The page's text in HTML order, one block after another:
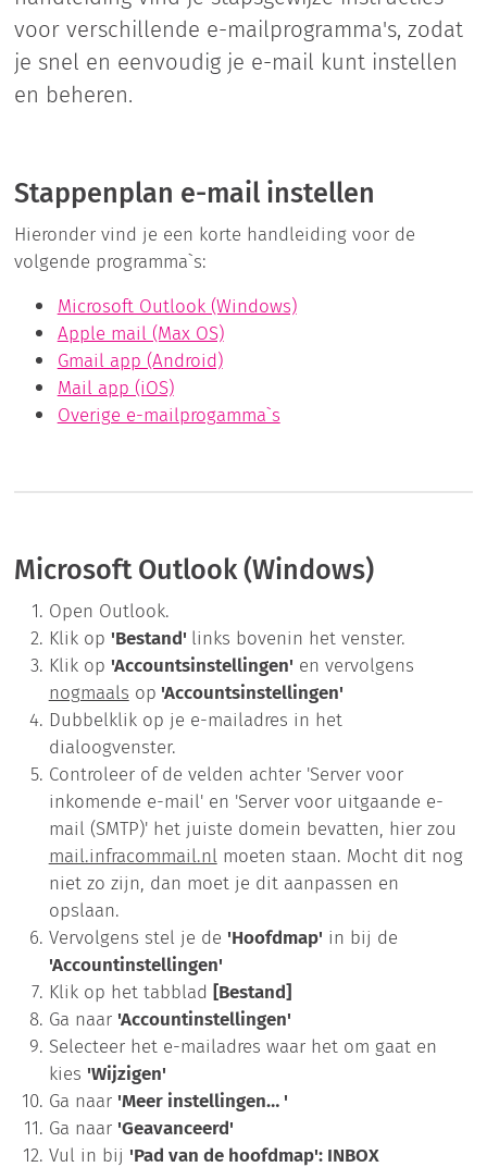
voor verschillende e-mailprogramma's, zodat
je snel en eenvoudig je e-mail kunt instellen
en beheren.
Stappenplan e-mail instellen
Hieronder vind je een korte handleiding voor de
volgende programma`s:
Microsoft Outlook (Windows)
Apple mail (Max OS)
Gmail app (Android)
Mail app (iOS)
Overige e-mailprogamma`s
Microsoft Outlook (Windows)
Open Outlook.
Klik op 'Bestand' links bovenin het venster.
Klik op 'Accountsinstellingen' en vervolgens
nogmaals op 'Accountsinstellingen'
Dubbelklik op je e-mailadres in het
dialoogvenster.
Controleer of de velden achter 'Server voor
inkomende e-mail' en 'Server voor uitgaande e-
mail (SMTP)' het juiste domein bevatten, hier zou
mail.infracommail.nl moeten staan. Mocht dit nog
niet zo zijn, dan moet je dit aanpassen en
opslaan.
Vervolgens stel je de 'Hoofdmap' in bij de
'Accountinstellingen'
Klik op het tabblad [Bestand]
Ga naar 'Accountinstellingen'
Selecteer het e-mailadres waar het om gaat en
kies 'Wijzigen'
Ga naar 'Meer instellingen… '
Ga naar 'Geavanceerd'
Vul in bij 'Pad van de hoofdmap': INBOX